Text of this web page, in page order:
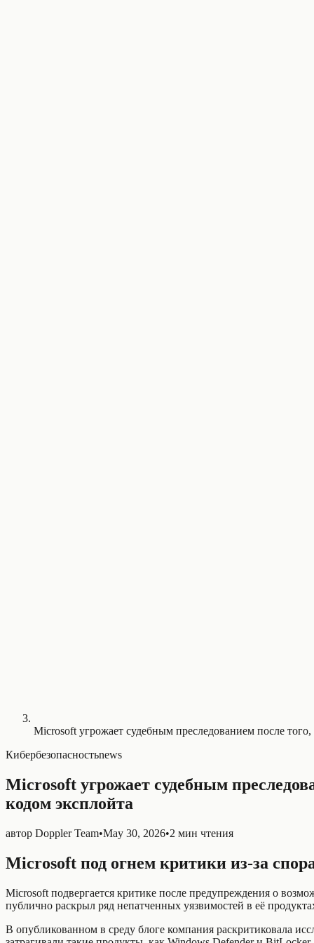
Microsoft угрожает судебным преследованием после
Кибербезопасностьnews
Microsoft угрожает судебным
кодом эксплойта
автор Doppler Team•May 30, 2026•2 мин чтения
Microsoft под огнем критики из‑за
Microsoft подвергается критике после предупреждения о
публично раскрыл ряд непатченных уязвимостей в её
В опубликованном в среду блоге компания раскритиковала